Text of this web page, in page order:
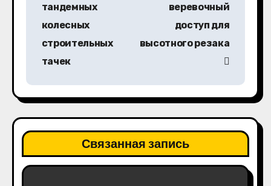
а
ц
я
тандемных
колесных
строительных
тачек
веревочный
доступ для
высотного резака
Связанная запись